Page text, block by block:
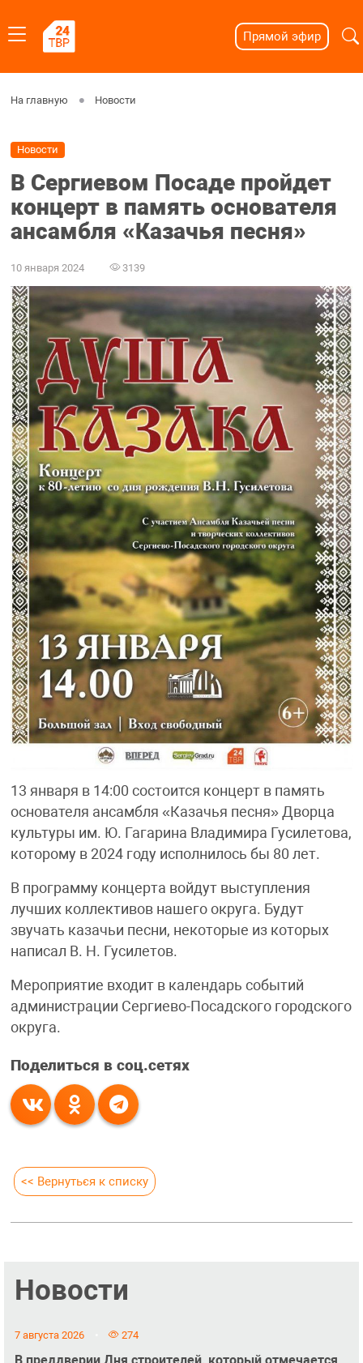
Прямой эфир
На главную Новости
Новости
В Сергиевом Посаде пройдет
концерт в память основателя
ансамбля «Казачья песня»
10 января 2024 3139
13 января в 14:00 состоится концерт в память
основателя ансамбля «Казачья песня» Дворца
культуры им. Ю. Гагарина Владимира Гусилетова,
которому в 2024 году исполнилось бы 80 лет.
В программу концерта войдут выступления
лучших коллективов нашего округа. Будут
звучать казачьи песни, некоторые из которых
написал В. Н. Гусилетов.
Мероприятие входит в календарь событий
администрации Сергиево-Посадского городского
округа.
Поделиться в соц.сетях
<< Вернуться к списку
Новости
7 августа 2026 274
В преддверии Дня строителей, который отмечается